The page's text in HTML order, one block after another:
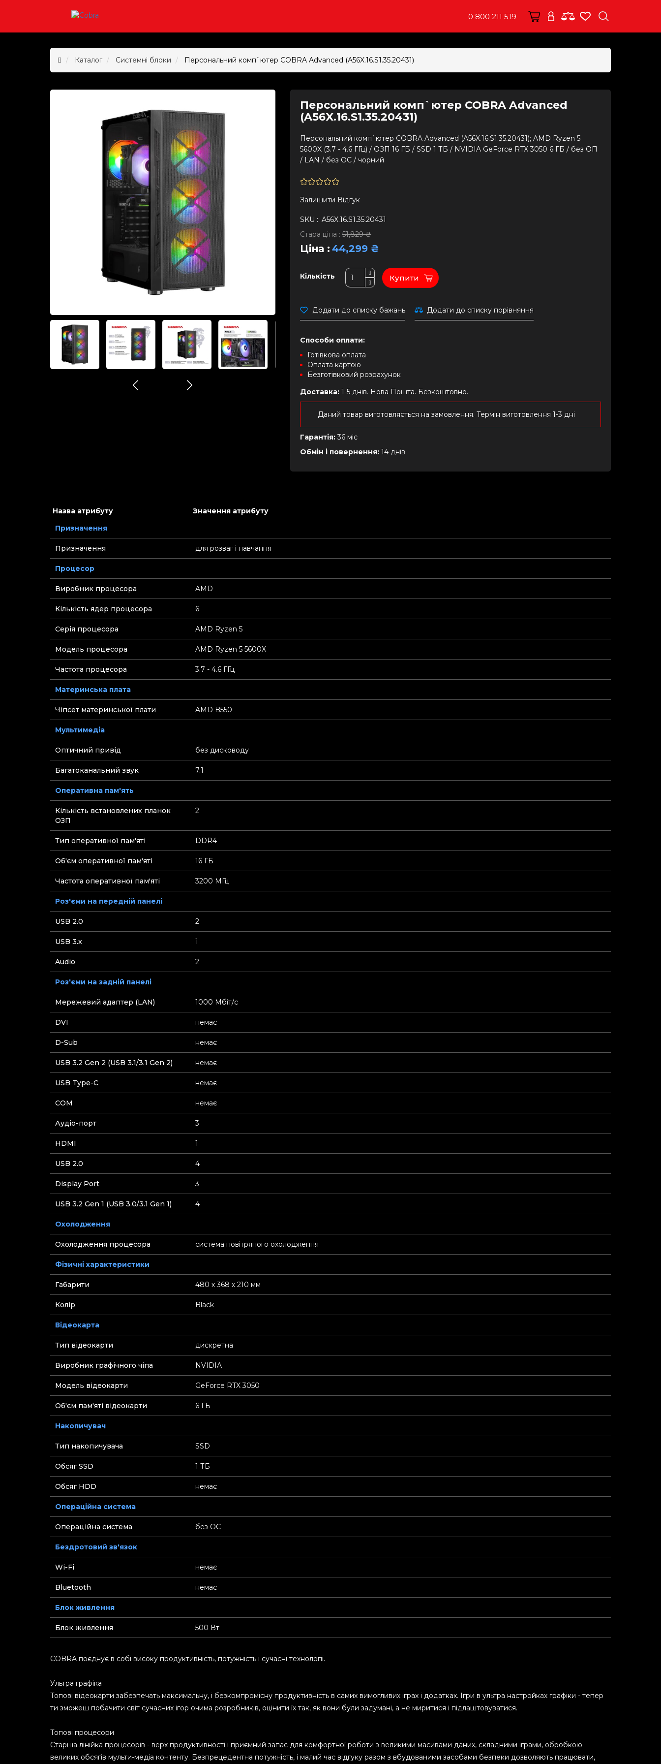
0 800 211 519
Каталог Системні блоки Персональний комп`ютер COBRA Advanced (A56X.16.S1.35.20431)
Персональний комп`ютер COBRA Advanced
(A56X.16.S1.35.20431)
Персональний комп`ютер COBRA Advanced (A56X.16.S1.35.20431); AMD Ryzen 5
5600X (3.7 - 4.6 ГГц) / ОЗП 16 ГБ / SSD 1 ТБ / NVIDIA GeForce RTX 3050 6 ГБ / без ОП
/ LAN / без ОС / чорний
Залишити Вiдгук
SKU : A56X.16.S1.35.20431
Стара ціна : 51,829 ₴
Ціна : 44,299 ₴
Кількість Купити
Додати до списку бажань Додати до списку порівняння
Способи оплати:
Готівкова оплата
Оплата картою
Безготівковий розрахунок
Доставка:1-5 днів. Нова Пошта. Безкоштовно.
Даний товар виготовляється на замовлення. Термін виготовлення 1-3 дні
Гарантія:36 міс
Обмін і повернення: 14 днів
Назва атрибуту
Значення атрибуту
Призначення
Призначення для розваг і навчання
Процесор
Виробник процесора AMD
Кількість ядер процесора 6
Серія процесора AMD Ryzen 5
Модель процесора AMD Ryzen 5 5600X
Частота процесора 3.7 - 4.6 ГГц
Материнська плата
Чіпсет материнської плати AMD B550
Мультимедіа
Оптичний привід без дисководу
Багатоканальний звук 7.1
Оперативна пам'ять
Кількість встановлених планок
ОЗП
2
Тип оперативної пам'яті DDR4
Об'єм оперативної пам'яті 16 ГБ
Частота оперативної пам'яті 3200 МГц
Роз'єми на передній панелі
USB 2.0 2
USB 3.x 1
Audio 2
Роз'єми на задній панелі
Мережевий адаптер (LAN) 1000 Мбіт/с
DVI немає
D-Sub немає
USB 3.2 Gen 2 (USB 3.1/3.1 Gen 2) немає
USB Type-C немає
СOM немає
Аудіо-порт 3
HDMI 1
USB 2.0 4
Display Port 3
USB 3.2 Gen 1 (USB 3.0/3.1 Gen 1) 4
Охолодження
Охолодження процесора система повітряного охолодження
Фізичні характеристики
Габарити 480 х 368 х 210 мм
Колір Black
Відеокарта
Тип відеокарти дискретна
Виробник графічного чіпа NVIDIA
Модель відеокарти GeForce RTX 3050
Об'єм пам'яті відеокарти 6 ГБ
Накопичувач
Тип накопичувача SSD
Обсяг SSD 1 ТБ
Обсяг HDD немає
Операційна система
Операційна система без ОС
Бездротовий зв'язок
Wi-Fi немає
Bluetooth немає
Блок живлення
Блок живлення 500 Вт
COBRA поєднує в собі високу продуктивність, потужність і сучасні технології.
Ультра графіка
Топові відеокарти забезпечать максимальну, і безкомпромісну продуктивність в самих вимогливих іграх і додатках. Ігри в ультра настройках графіки - тепер
ти зможеш побачити світ сучасних ігор очима розробників, оцінити їх так, як вони були задумані, а не миритися і підлаштовуватися.
Топові процесори
Старша лінійка процесорів - верх продуктивності і приємний запас для комфортної роботи з великими масивами даних, складними іграми, обробкою
великих обсягів мульти-медіа контенту. Безпрецедентна потужність, і малий час відгуку разом з вбудованими засобами безпеки дозволяють працювати,